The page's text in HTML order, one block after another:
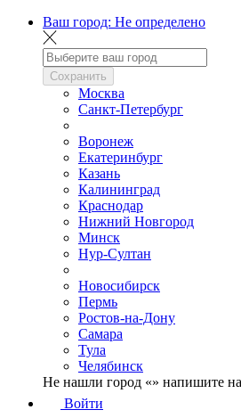
Ваш город: Не определено
Сохранить
Москва
Санкт-Петербург
Воронеж
Екатеринбург
Казань
Калининград
Краснодар
Нижний Новгород
Минск
Нур-Султан
Новосибирск
Пермь
Ростов-на-Дону
Самара
Тула
Челябинск
Не нашли город «» напишите
Войти